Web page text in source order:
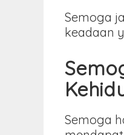
Semoga
keadaan
Semoga